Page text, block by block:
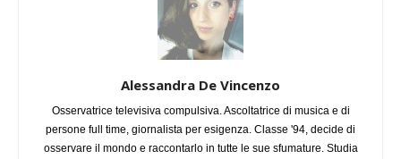
Alessandra De Vincenzo
Osservatrice televisiva compulsiva. Ascoltatrice di musica e di
persone full time, giornalista per esigenza. Classe '94, decide di
osservare il mondo e raccontarlo in tutte le sue sfumature. Studia